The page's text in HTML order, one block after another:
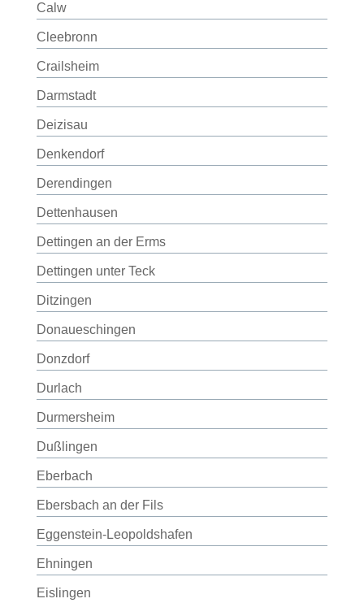
Calw
Cleebronn
Crailsheim
Darmstadt
Deizisau
Denkendorf
Derendingen
Dettenhausen
Dettingen an der Erms
Dettingen unter Teck
Ditzingen
Donaueschingen
Donzdorf
Durlach
Durmersheim
Dußlingen
Eberbach
Ebersbach an der Fils
Eggenstein-Leopoldshafen
Ehningen
Eislingen